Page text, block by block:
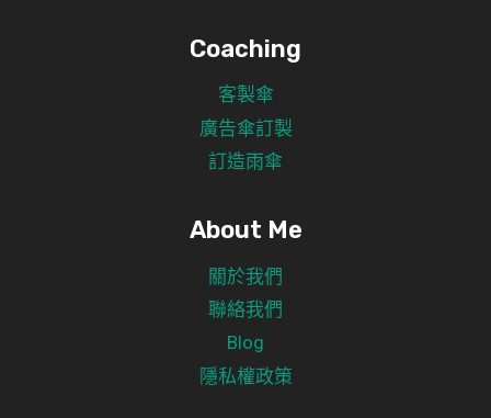
Coaching
客製傘
廣告傘訂製
訂造雨傘
About Me
關於我們
聯絡我們
Blog
隱私權政策